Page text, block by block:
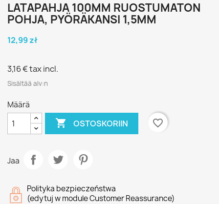
LATAPAHJA 100MM RUOSTUMATON
POHJA, PYÖRÄKANSI 1,5MM
12,99 zł
3,16 €tax incl.
Sisältää alv:n
Määrä
 OSTOSKORIIN favorite_border
Jaa
Polityka bezpieczeństwa
(edytuj w module Customer Reassurance)